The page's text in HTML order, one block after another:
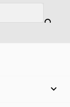

